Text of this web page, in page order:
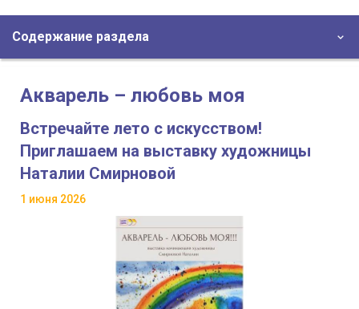
Содержание раздела
Акварель – любовь моя
Встречайте лето с искусством!
Приглашаем на выставку художницы
Наталии Смирновой
1 июня 2026